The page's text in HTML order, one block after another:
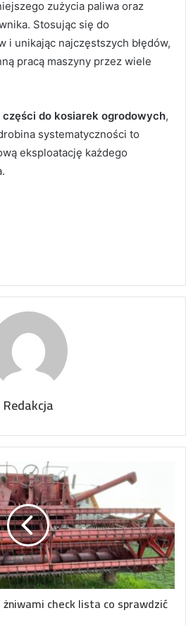
zużycia paliwa oraz
Stosując się do
i unikając najczęstszych błędów,
pracą maszyny przez wiele
części do kosiarek ogrodowych,
systematyczności to
eksploatację każdego
Redakcja
check lista co sprawdzić